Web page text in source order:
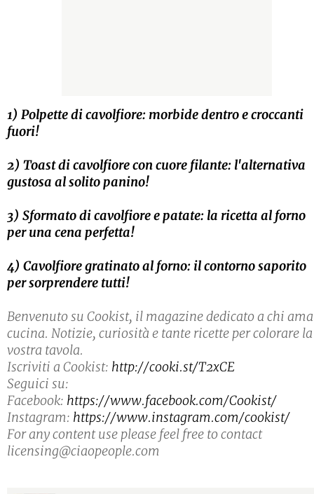
1) Polpette di cavolfiore: morbide dentro e croccanti
fuori!
2) Toast di cavolfiore con cuore filante: l'alternativa
gustosa al solito panino!
3) Sformato di cavolfiore e patate: la ricetta al forno
per una cena perfetta!
4) Cavolfiore gratinato al forno: il contorno saporito
per sorprendere tutti!
Benvenuto su Cookist, il magazine dedicato a chi
cucina. Notizie, curiosità e tante ricette per colorare la
vostra tavola.
Iscriviti a Cookist: http://cooki.st/T2xCE
Seguici su:
Facebook: https://www.facebook.com/Cookist/
Instagram: https://www.instagram.com/cookist/
For any content use please feel free to contact
licensing@ciaopeople.com